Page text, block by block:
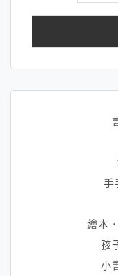
關
手
繪本
孩
小